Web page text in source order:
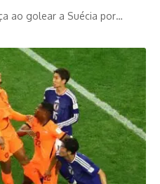
ao golear a Suécia por…